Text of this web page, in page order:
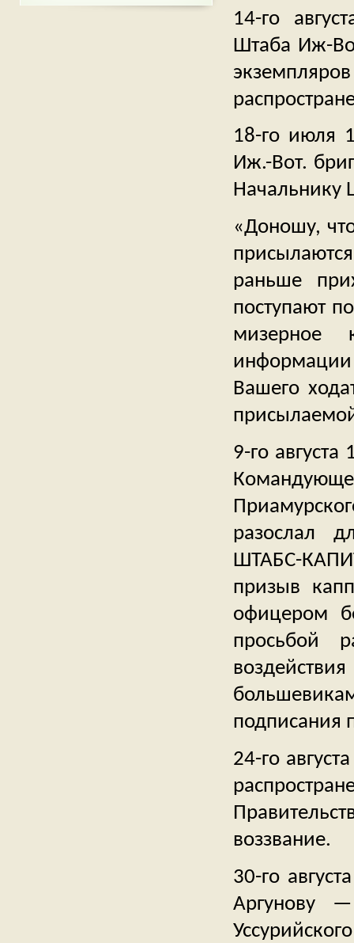
14-го
Штаба Иж-
18-го июля
Иж.-Вот.
Начальнику
«Доношу,
раньше
поступают
мизерное
информации
Вашего
9-го
разослал
ШТАБС-
призыв
офицером
просьбой
подписания
24-го
воззвание.
30-го
Аргунову